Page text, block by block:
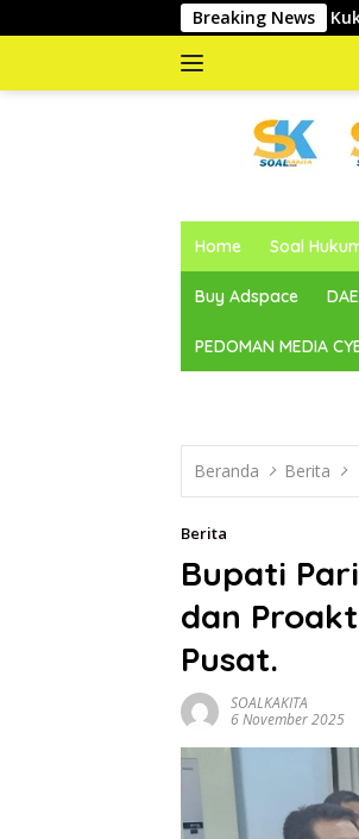
ke
Breaking News
Abdul Sahid Kukuhkan REDKAR,
dan
Home Soal
Buy Adspace
PEDOMAN MEDIA
Beranda Berita
Berita
Bupati
dan
Pusat.
SOALKAKITA
6 November 2025